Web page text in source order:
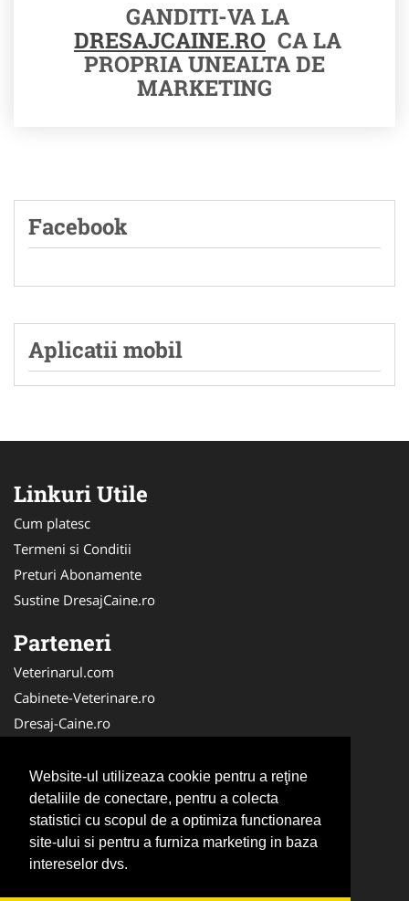
Website-ul utilizeaza cookie pentru a reţine
detaliile de conectare, pentru a colecta
statistici cu scopul de a optimiza functionarea
site-ului si pentru a furniza marketing in baza
intereselor dvs.
GANDITI-VA LA
DRESAJCAINE.RO CA LA
PROPRIA UNEALTA DE
MARKETING
Facebook
Aplicatii mobil
Linkuri Utile
Cum platesc
Termeni si Conditii
Preturi Abonamente
Sustine DresajCaine.ro
Parteneri
Veterinarul.com
Cabinete-Veterinare.ro
Dresaj-Caine.ro
Medic-Bun.com
SalonFrizerieCanina.com
DresajCaine.ro
NonStopDeschis.ro